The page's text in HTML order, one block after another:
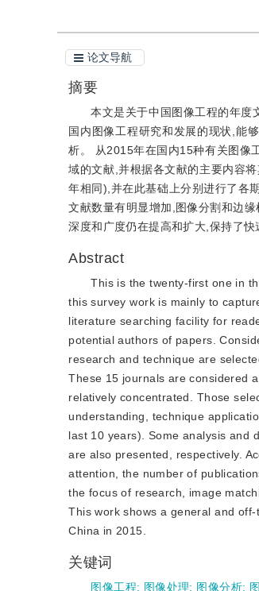
论文导航
摘要
本文是关于中国图像工程的年度
国内图像工程研究和发展的现状,能
析。 从2015年在国内15种有关图像
域的文献,并根据各文献的主要内容
年相同),并在此基础上分别进行了各
文献数量有明显增加,图像分割和边
深度和广度仍在提高和扩大,保持了快
Abstract
This is the twenty-first one in
this survey work is mainly to
literature searching facility for
potential authors of papers.
research and technique are
These 15 journals are considered
relatively concentrated. Those
understanding, technique
last 10 years). Some analysis and
are also presented, respectively.
attention, the number of
the focus of research, image
This work shows a general and
China in 2015.
关键词
图像工程; 图像处理; 图像分析;